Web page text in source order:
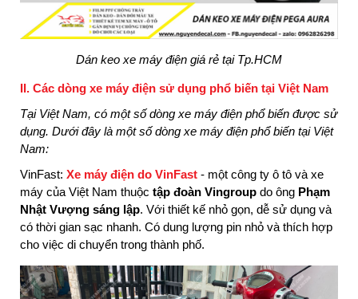
Dán keo xe máy điện giá rẻ tại Tp.HCM
II. Các dòng xe máy điện sử dụng phổ biến tại Việt Nam
Tại Việt Nam, có một số dòng xe máy điện phổ biến được sử
dụng. Dưới đây là một số dòng xe máy điện phổ biến tại Việt
Nam:
VinFast: Xe máy điện do VinFast - một công ty ô tô và xe
máy của Việt Nam thuộc tập đoàn Vingroup do ông Phạm
Nhật Vượng sáng lập. Với thiết kế nhỏ gọn, dễ sử dụng và
có thời gian sạc nhanh. Có dung lượng pin nhỏ và thích hợp
cho việc di chuyển trong thành phố.